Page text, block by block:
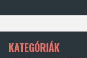
KATEGÓRIÁK